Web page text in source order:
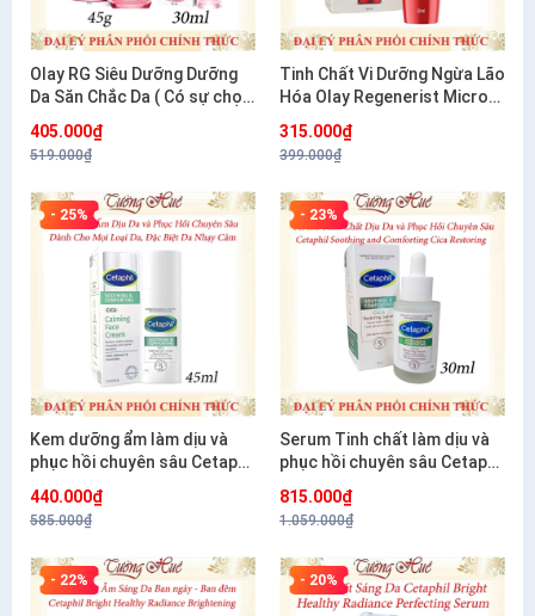
Olay RG Siêu Dưỡng Dưỡng
Da Săn Chắc Da ( Có sự chọn
405.000₫
519.000₫
Tinh Chất Vi Dưỡng Ngừa Lão
Hóa Olay Regenerist Micro-
315.000₫
399.000₫
- 25%
Kem dưỡng ẩm làm dịu và
phục hồi chuyên sâu Cetaphil
Cica Calming Face Cream
45ml
440.000₫
585.000₫
- 23%
Serum Tinh chất làm dịu và
phục hồi chuyên sâu Cetaphil
Cica Restoring 30ml
815.000₫
1.059.000₫
- 22% - 20%